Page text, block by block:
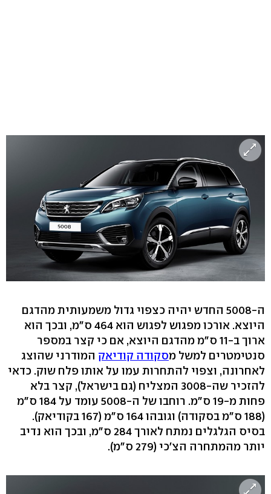
ה-5008 החדש יהיה כצפוי גדול משמעותית מהדגם
היוצא. אורכו מפגוש לפגוש הוא 464 ס"מ, ובכך הוא
ארוך ב-11 ס"מ מהדגם היוצא, אם כי קצר במספר
סנטימטרים למשל מסקודה קודיאק המודרני שהוצג
לאחרונה, וצפוי להתחרות עמו על אותו פלח שוק. כדאי
להזכיר שה-3008 המצליח (גם בישראל), קצר בלא
פחות מ-19 ס"מ. רוחבו של ה-5008 עומד על 184 ס"מ
(188 ס"מ בסקודה) וגובהו 164 ס"מ (167 בקודיאק).
בסיס הגלגלים נמתח לאורך 284 ס"מ, ובכך הוא נדיב
יותר מהמתחרה הצ'כי (279 ס"מ).